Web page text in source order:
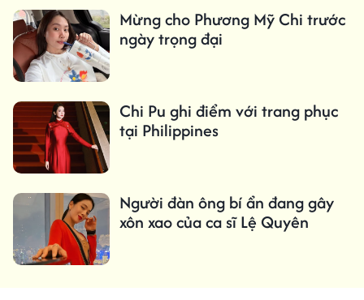
Mừng cho Phương Mỹ Chi trước
ngày trọng đại
Chi Pu ghi điểm với trang phục
tại Philippines
Người đàn ông bí ẩn đang gây
xôn xao của ca sĩ Lệ Quyên